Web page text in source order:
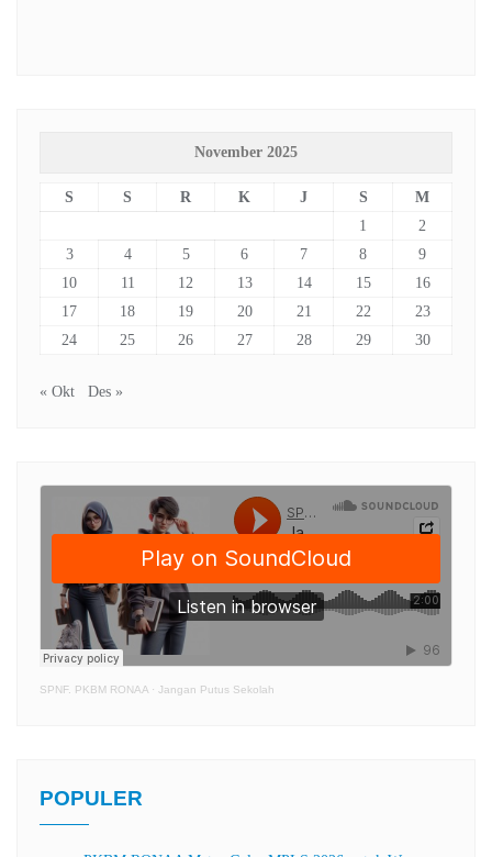
November 2025
S S R K J S
M
1
2
3
4 5 6 7 8
9
10
11 12 13 14 15
16
17
18 19 20 21 22
23
24
25 26 27 28 29 30
« Okt Des »
SPNF. PKBM RONAA · Jangan Putus Sekolah
POPULER